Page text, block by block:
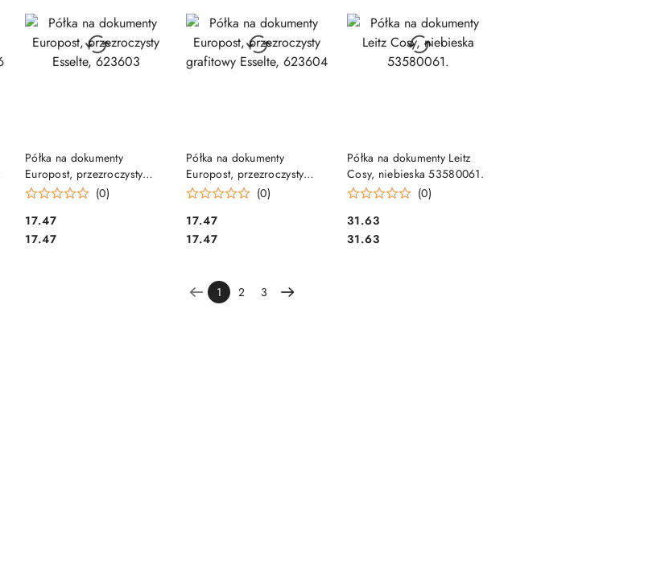
Półka na dokumenty
Europost, przezroczysty
Esselte, 623603
(0)
Cena:
17.47
Cena:
17.47
DO KOSZYKA
Półka na dokumenty
Europost, przezroczysty
grafitowy Esselte, 623604
(0)
Cena:
17.47
Cena:
17.47
DO KOSZYKA
Półka na dokumenty Leitz
Cosy, niebieska 53580061.
(0)
Cena:
31.63
Cena:
31.63
DO KOSZYKA
1 2 3